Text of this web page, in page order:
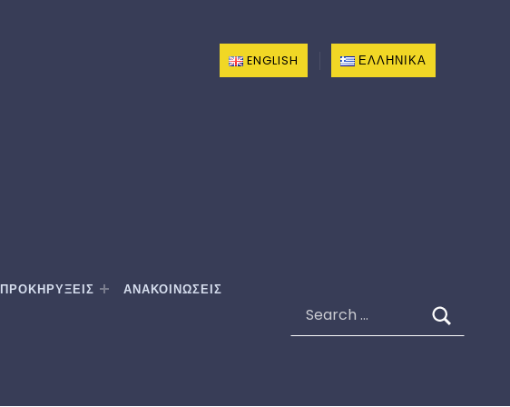
ENGLISH ΕΛΛΗΝΙΚΆ
ΠΡΟΚΗΡΥΞΕΙΣ ΑΝΑΚΟΙΝΩΣΕΙΣ